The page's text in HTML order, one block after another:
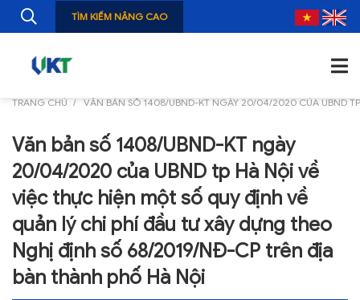
GIỚI THIỆU
TIN TỨC
NGHIÊN CỨU
ẤN PHẨM
ĐÀO TẠO, BỒI DƯỠNG
TÌM KIẾM NÂNG CAO
TRANG CHỦ VĂN BẢN SỐ 1408/UBND-KT NGÀY 20/04/2020 CỦA UBND
Văn bản số 1408/UBND-KT ngày
20/04/2020 của UBND tp Hà Nội về
việc thực hiện một số quy định về
quản lý chi phí đầu tư xây dựng theo
Nghị định số 68/2019/NĐ-CP trên địa
bàn thành phố Hà Nội